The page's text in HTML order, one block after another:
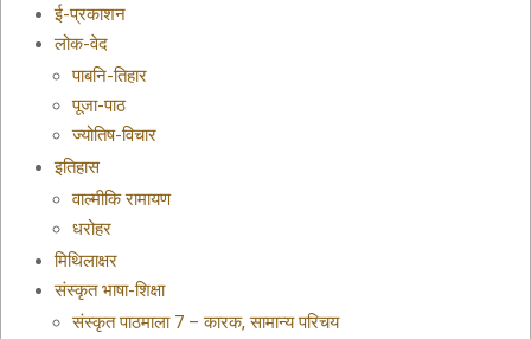
ई-प्रकाशन
लोक-वेद
पाबनि-तिहार
पूजा-पाठ
ज्योतिष-विचार
इतिहास
वाल्मीकि रामायण
धरोहर
मिथिलाक्षर
संस्कृत भाषा-शिक्षा
संस्कृत पाठमाला 7 – कारक, सामान्य परिचय